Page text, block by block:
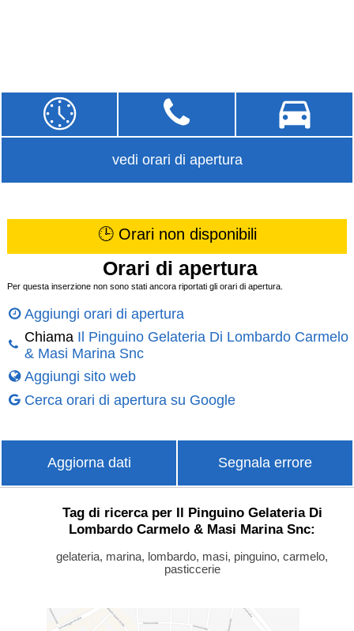
vedi orari di apertura
🕒 Orari non disponibili
Orari di apertura
Per questa inserzione non sono stati ancora riportati gli orari di apertura.
Aggiungi orari di apertura
Chiama Il Pinguino Gelateria Di Lombardo Carmelo
& Masi Marina Snc
Aggiungi sito web
Cerca orari di apertura su Google
Aggiorna dati Segnala errore
Tag di ricerca per Il Pinguino Gelateria Di
Lombardo Carmelo & Masi Marina Snc:
gelateria, marina, lombardo, masi, pinguino, carmelo,
pasticcerie